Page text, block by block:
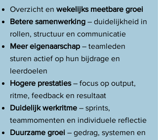
Overzicht en wekelijks meetbare groei
Betere samenwerking – duidelijkheid in
rollen, structuur en communicatie
Meer eigenaarschap – teamleden
sturen actief op hun bijdrage en
leerdoelen
Hogere prestaties– focus op output,
ritme, feedback en resultaat
Duidelijk werkritme – sprints,
teammomenten en individuele reflectie
Duurzame groei – gedrag, systemen en